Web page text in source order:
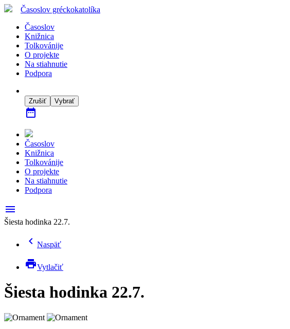
Časoslov gréckokatolíka
Časoslov
Knižnica
Tolkovánije
O projekte
Na stiahnutie
Podpora
Zrušiť Vybrať
date_range
Časoslov
Knižnica
Tolkovánije
O projekte
Na stiahnutie
Podpora
menu
Šiesta hodinka 22.7.
chevron_left Naspäť
printVytlačiť
Šiesta hodinka 22.7.